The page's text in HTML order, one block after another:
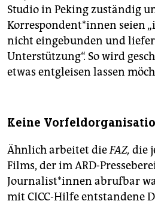
Studio in Peking zuständig
Korrespondent*innen seien
nicht eingebunden und
Unterstützung“. So wird
etwas entgleisen lassen
Keine
Ähnlich arbeitet dieFAZ, die
Films, der im ARD-
Journalist*innen abrufbar
mit CICC-Hilfe entstandene